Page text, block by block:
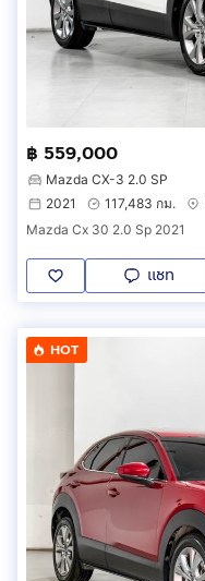
฿ 559,000
Mazda CX-3 2.0 SP
2021
117,483 กม.
Mazda Cx 30 2.0 Sp 2021
แชท
HOT